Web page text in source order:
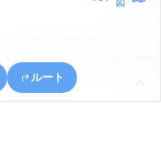
図
ルート